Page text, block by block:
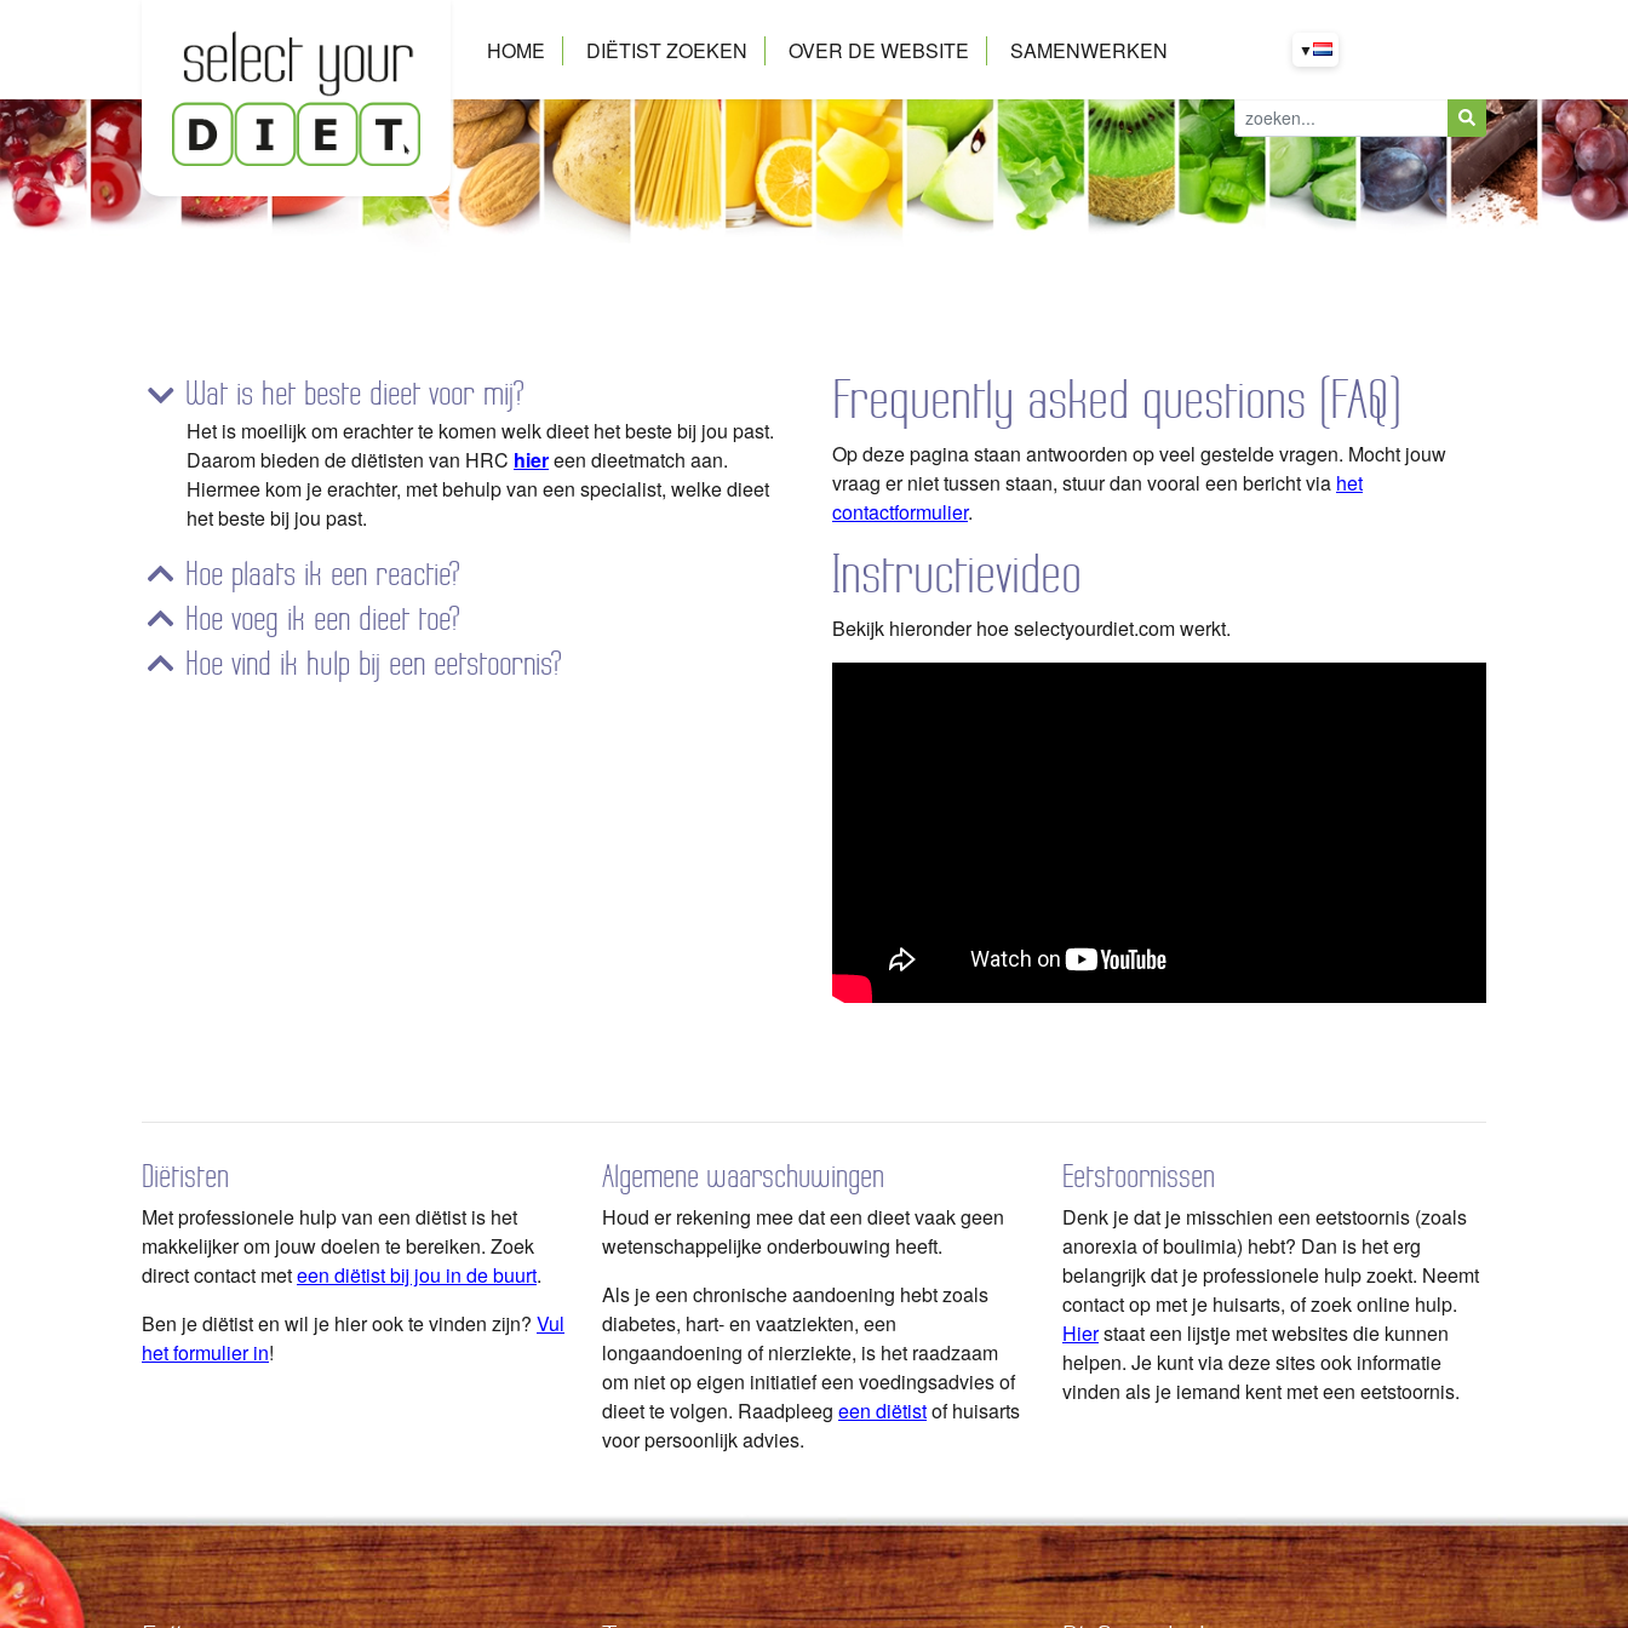
HOME DIËTIST ZOEKEN OVER DE WEBSITE
FAQ
CONTACT
SAMENWERKEN ▼
Wat is het beste dieet voor mij?
Het is moeilijk om erachter te komen welk dieet het beste bij jou past.
Daarom bieden de diëtisten van HRC hiereen dieetmatch aan.
Hiermee kom je erachter, met behulp van een specialist, welke dieet
het beste bij jou past.
Hoe plaats ik een reactie?
Hoe voeg ik een dieet toe?
Hoe vind ik hulp bij een eetstoornis?
Frequently asked questions (FAQ)
Op deze pagina staan antwoorden op veel gestelde vragen. Mocht jouw
vraag er niet tussen staan, stuur dan vooral een bericht via het
contactformulier.
Instructievideo
Bekijk hieronder hoe selectyourdiet.com werkt.
Diëtisten
Met professionele hulp van een diëtist is het
makkelijker om jouw doelen te bereiken. Zoek
direct contact meteen diëtist bij jou in de buurt.
Ben je diëtist en wil je hier ook te vinden zijn? Vul
het formulier in!
Algemene waarschuwingen
Houd er rekening mee dat een dieet vaak geen
wetenschappelijke onderbouwing heeft.
Als je een chronische aandoening hebt zoals
diabetes, hart- en vaatziekten, een
longaandoening of nierziekte, is het raadzaam
om niet op eigen initiatief een voedingsadvies of
dieet te volgen. Raadpleeg een diëtistof huisarts
voor persoonlijk advies.
Eetstoornissen
Denk je dat je misschien een eetstoornis (zoals
anorexia of boulimia) hebt? Dan is het erg
belangrijk dat je professionele hulp zoekt. Neemt
contact op met je huisarts, of zoek online hulp.
Hierstaat een lijstje met websites die kunnen
helpen. Je kunt via deze sites ook informatie
vinden als je iemand kent met een eetstoornis.